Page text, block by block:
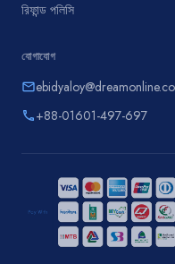
রিফান্ড পলিসি
যোগাযোগ
email
phone+88-01601-497-697